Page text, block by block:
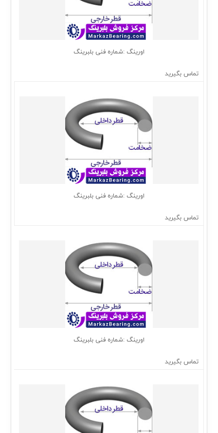
اورینگ :شماره فنی بلبرینگ
تماس بگیرید
اورینگ :شماره فنی بلبرینگ
تماس بگیرید
اورینگ :شماره فنی بلبرینگ
تماس بگیرید